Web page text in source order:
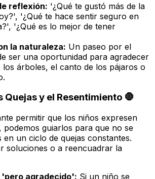
reflexión: '¿Qué te gustó más de la
'¿Qué te hace sentir seguro en
'¿Qué es lo mejor de tener
la naturaleza: Un paseo por el
ser una oportunidad para agradecer
los árboles, el canto de los pájaros o
Quejas y el Resentimiento 🛑
permitir que los niños expresen
guiarlos para que no se
en un ciclo de quejas constantes.
soluciones o a reencuadrar la
'pero agradecido': Si un niño se